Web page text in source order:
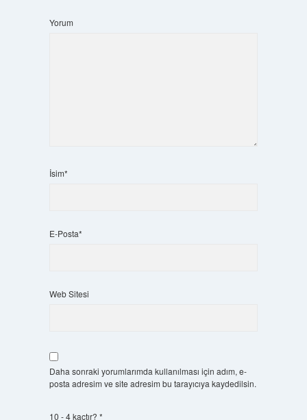
Yorum
İsim*
E-Posta*
Web Sitesi
Daha sonraki yorumlarımda kullanılması için adım, e-
posta adresim ve site adresim bu tarayıcıya kaydedilsin.
10 - 4 kaçtır? *